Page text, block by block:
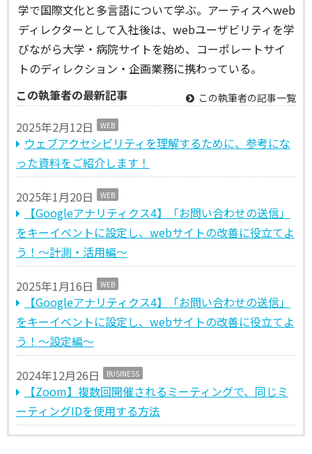
学で国際文化と多言語について学ぶ。アーティスへweb
ディレクターとして入社後は、webユーザビリティを学
びながら大学・病院サイトを始め、コーポレートサイ
トのディレクション・企画業務に携わっている。
この執筆者の最新記事
この執筆者の記事一覧
2025年2月12日 WEB
ウェブアクセシビリティを理解するために、参考にな
った資料をご紹介します！
2025年1月20日 WEB
【Googleアナリティクス4】「お問い合わせの送信」
をキーイベントに設定し、webサイトの改善に役立てよ
う！～計測・活用編～
2025年1月16日 WEB
【Googleアナリティクス4】「お問い合わせの送信」
をキーイベントに設定し、webサイトの改善に役立てよ
う！～設定編～
2024年12月26日 BUSINESS
【Zoom】複数回開催されるミーティングで、同じミ
ーティングIDを使用する方法